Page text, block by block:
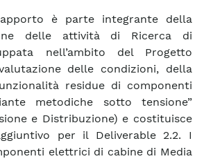
è parte integrante della
delle attività di Ricerca di
nell’ambito del Progetto
delle condizioni, della
residue di componenti
metodiche sotto tensione”
e Distribuzione) e costituisce
per il Deliverable 2.2. I
elettrici di cabine di Media